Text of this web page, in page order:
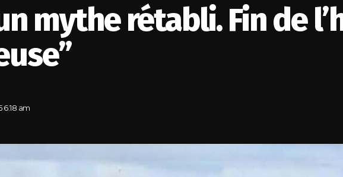
mythe rétabli. Fin de
6:18 am